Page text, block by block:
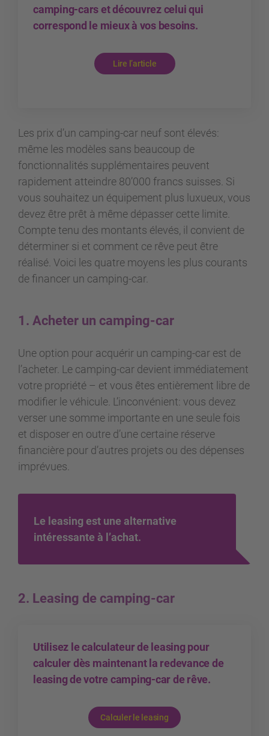
camping-cars et découvrez celui qui
correspond le mieux à vos besoins.
Lire l’article
Les prix d’un camping-car neuf sont élevés:
même les modèles sans beaucoup de
fonctionnalités supplémentaires peuvent
rapidement atteindre 80’000 francs suisses. Si
vous souhaitez un équipement plus luxueux, vous
devez être prêt à même dépasser cette limite.
Compte tenu des montants élevés, il convient de
déterminer si et comment ce rêve peut être
réalisé. Voici les quatre moyens les plus courants
de financer un camping-car.
1. Acheter un camping-car
Une option pour acquérir un camping-car est de
l’acheter. Le camping-car devient immédiatement
votre propriété – et vous êtes entièrement libre de
modifier le véhicule. L’inconvénient: vous devez
verser une somme importante en une seule fois
et disposer en outre d’une certaine réserve
financière pour d’autres projets ou des dépenses
imprévues.
Le leasing est une alternative
intéressante à l’achat.
2. Leasing de camping-car
Utilisez le calculateur de leasing pour
calculer dès maintenant la redevance de
leasing de votre camping-car de rêve.
Calculer le leasing